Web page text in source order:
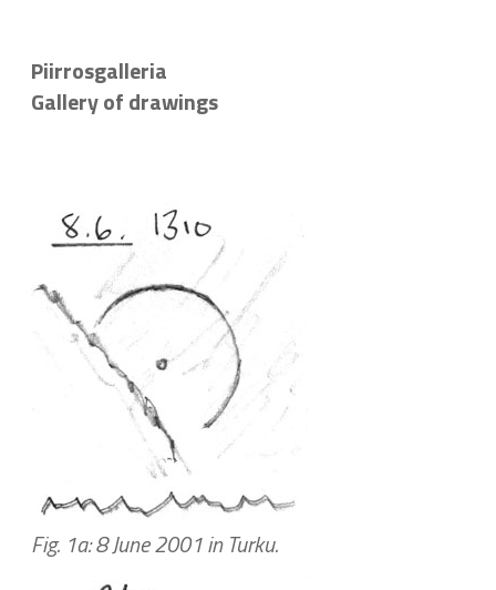
Piirrosgalleria
Gallery of drawings
Fig. 1a: 8 June 2001 in Turku.